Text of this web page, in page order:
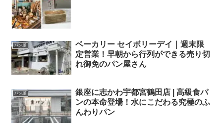
パン屋
ベーカリー セイボリーデイ｜週末限
定営業！早朝から行列ができる売り切
れ御免のパン屋さん
パン屋
銀座に志かわ宇都宮鶴田店 | 高級食パ
ンの本命登場！水にこだわる究極のふ
んわりパン